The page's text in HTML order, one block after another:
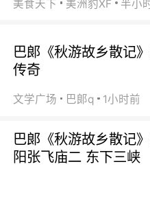
美食天下 美洲豹XF 半小
巴郞《秋游故乡散记
传奇
文学广场 巴郞q 1小时前
巴郞《秋游故乡散记
阳张飞庙二 东下三峡